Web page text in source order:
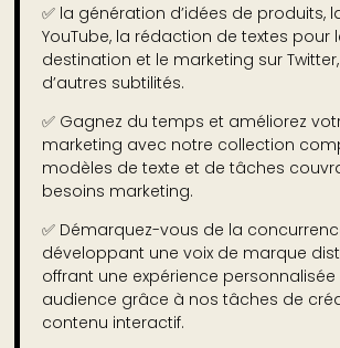
✅ la génération d’idées de produits,
YouTube, la rédaction de textes pour
destination et le marketing sur
d’autres subtilités.
✅ Gagnez du temps et améliorez
marketing avec notre collection
modèles de texte et de tâches
besoins marketing.
✅ Démarquez-vous de la
développant une voix de marque
offrant une expérience
audience grâce à nos tâches de
contenu interactif.